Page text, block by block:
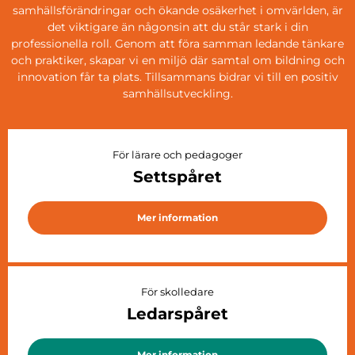
samhällsförändringar och ökande osäkerhet i omvärlden, är
det viktigare än någonsin att du står stark i din
professionella roll. Genom att föra samman ledande tänkare
och praktiker, skapar vi en miljö där samtal om bildning och
innovation får ta plats. Tillsammans bidrar vi till en positiv
samhällsutveckling.
För lärare och pedagoger
Settspåret
Mer information
För skolledare
Ledarspåret